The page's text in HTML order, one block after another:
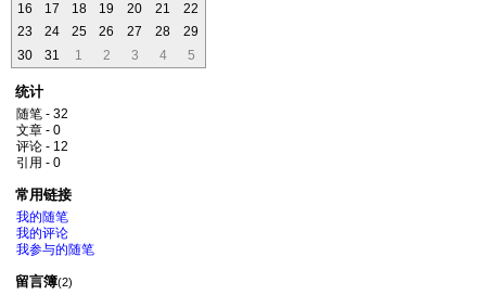
16
17 18 19 20 21
22
23
24 25 26 27 28
29
30
31 1 2 3 4 5
统计
随笔 - 32
文章 - 0
评论 - 12
引用 - 0
常用链接
我的随笔
我的评论
我参与的随笔
留言簿(2)